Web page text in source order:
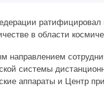
ратифицировал
в области
направлением
системы
аппараты и Центр